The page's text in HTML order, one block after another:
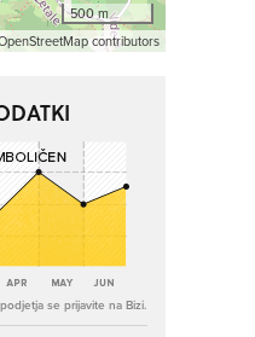
500 m
contributors
se prijavite na Bizi.